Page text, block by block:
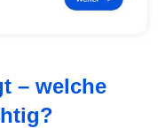
– welche